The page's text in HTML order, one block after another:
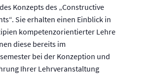
Konzepts des „Constructive
Sie erhalten einen Einblick in
kompetenzorientierter Lehre
diese bereits im
bei der Konzeption und
Ihrer Lehrveranstaltung